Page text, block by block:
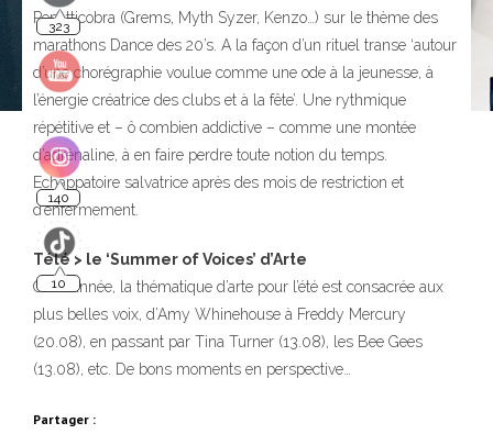
Penetticobra (Grems, Myth Syzer, Kenzo…) sur le thème des
marathons Dance des 20’s. A la façon d’un rituel transe ‘autour
d’une chorégraphie voulue comme une ode à la jeunesse, à
l’énergie créatrice des clubs et à la fête’. Une rythmique
répétitive et – ô combien addictive – comme une montée
d’adrénaline, à en faire perdre toute notion du temps.
Echappatoire salvatrice après des mois de restriction et
d’enfermement.
Télé > le ‘Summer of Voices’ d’Arte
Cette année, la thématique d’arte pour l’été est consacrée aux
plus belles voix, d’Amy Whinehouse à Freddy Mercury
(20.08), en passant par Tina Turner (13.08), les Bee Gees
(13.08), etc. De bons moments en perspective…
Partager :
323
140
10